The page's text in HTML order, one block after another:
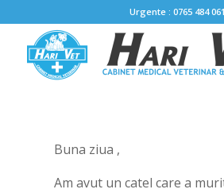
Urgente : 0765 484 061
Buna ziua ,
Am avut un catel care a